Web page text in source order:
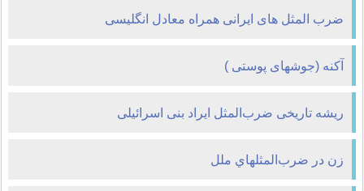
ضرب المثل های ایرانی همراه معادل انگلیسی
آکنه (جوشهای پوستی )
ریشه تاریخی ضرب‌المثل ایراد بنی اسرائیلی
زن در ضرب‌المثلهاي ملل